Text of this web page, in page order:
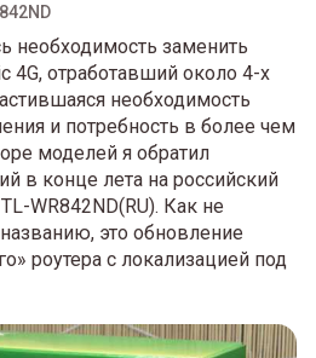
необходимость заменить
отработавший около 4-х
необходимость
и потребность в более чем
моделей я обратил
в конце лета на российский
WR842ND(RU). Как не
это обновление
роутера с локализацией под